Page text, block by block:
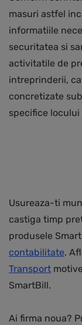
masuri astfel
informatiile
securitatea si
activitatile de
intreprinderii,
concretizate
specifice locului
Usureaza-ti
castiga timp
produsele
contabilitate.
Transport
SmartBill.
Ai firma noua?